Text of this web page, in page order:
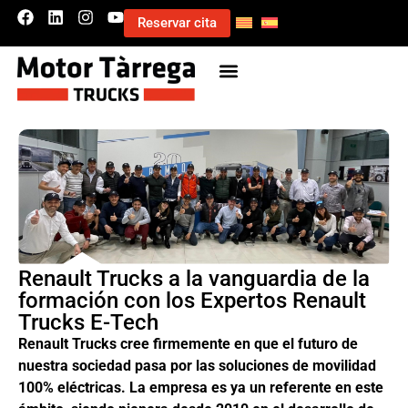
Reservar cita
Renault Trucks a la vanguardia de la
formación con los Expertos Renault
Trucks E-Tech
Renault Trucks cree firmemente en que el futuro de
nuestra sociedad pasa por las soluciones de movilidad
100% eléctricas. La empresa es ya un referente en este